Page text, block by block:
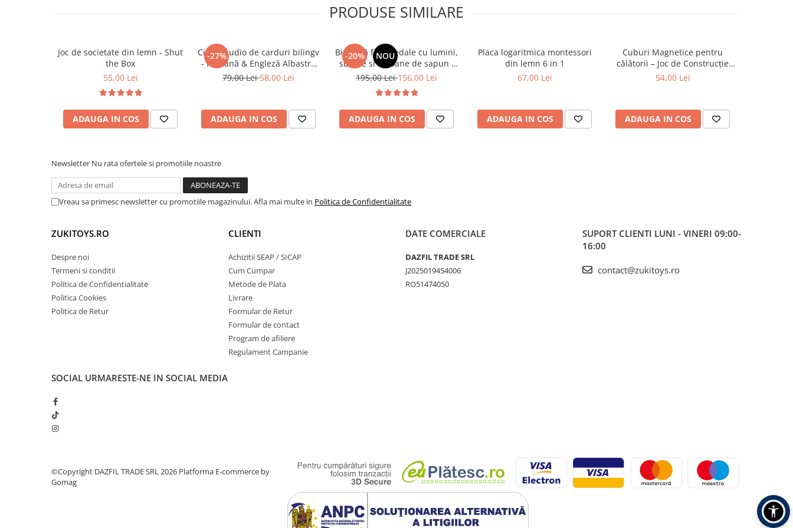
• Favorizează învățarea prin joacă – categorie jucarii educative
🎯 Ideal pentru:
• Copii între 3 și 7 ani
• Activități educative acasă sau la grădiniță
• Învățarea scrisului, desenului și calculelor
• Cadou util și educativ
PRODUSE SIMILARE
Joc de societate din lemn - Shut
the Box
55,00 Lei
ADAUGA IN COS
-27%
Cititor audio de carduri bilingv
- Română & Engleză Albastru
(224 carduri / 448 cuvinte)
79,00 Lei58,00 Lei
ADAUGA IN COS
-20% NOU
Bicicletă fără pedale cu lumini,
sunete si baloane de sapun -
roz
195,00 Lei156,00 Lei
ADAUGA IN COS
Placa logaritmica montessori
din lemn 6 in 1
67,00 Lei
ADAUGA IN COS
Cuburi Magnetice pentru
călătorii – Joc de Construcție
STEM, 3 ani+
54,00 Lei
ADAUGA IN COS
Newsletter Nu rata ofertele si promotiile noastre
Vreau sa primesc newsletter cu promotiile magazinului. Afla mai multe in Politica de Confidentialitate
ZUKITOYS.RO
Despre noi
Termeni si conditii
Politica de Confidentialitate
Politica Cookies
Politica de Retur
CLIENTI
Achizitii SEAP / SICAP
Cum Cumpar
Metode de Plata
Livrare
Formular de Retur
Formular de contact
Program de afiliere
Regulament Campanie
DATE COMERCIALE
DAZFIL TRADE SRL
J2025019454006
RO51474050
SUPORT CLIENTI LUNI - VINERI 09:00-
16:00
contact@zukitoys.ro
SOCIAL URMARESTE-NE IN SOCIAL MEDIA
©Copyright DAZFIL TRADE SRL 2026 Platforma E-commerce by
Gomag